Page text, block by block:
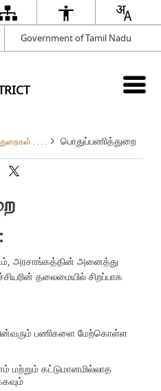
Government of Tamil Nadu
. . . . பொதுப்பணித்துறை
அரசாங்கத்தின் அனைத்து
தலைமையில் சிறப்பாக
பணிகளை மேற்கொள்ள
மற்றும் கட்டுமானமில்லாத